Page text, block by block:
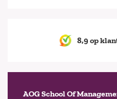
8,9 op
AOG School Of